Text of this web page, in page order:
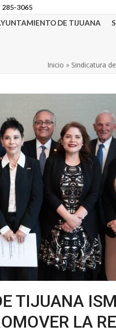
285-3065
DE TIJUANA
Inicio » Sindicatura
TIJUANA
LA